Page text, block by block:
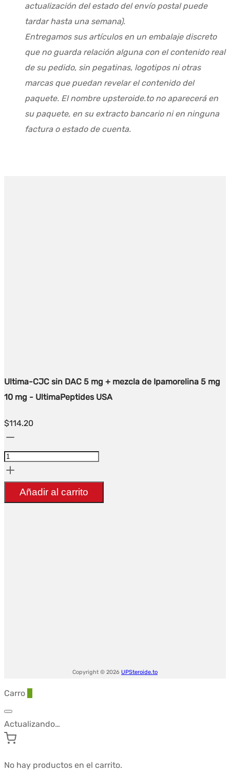
actualización del estado del envío postal puede
tardar hasta una semana).
Entregamos sus artículos en un embalaje discreto
que no guarda relación alguna con el contenido real
de su pedido, sin pegatinas, logotipos ni otras
marcas que puedan revelar el contenido del
paquete. El nombre upsteroide.to no aparecerá en
su paquete, en su extracto bancario ni en ninguna
factura o estado de cuenta.
Ultima-CJC sin DAC 5 mg + mezcla de Ipamorelina 5 mg
10 mg - UltimaPeptides USA
$114.20
Ultima-
no
DAC
Añadir al carrito
Copyright © 2026 UPSteroide.to
Carro
Actualizando…
No hay productos en el carrito.